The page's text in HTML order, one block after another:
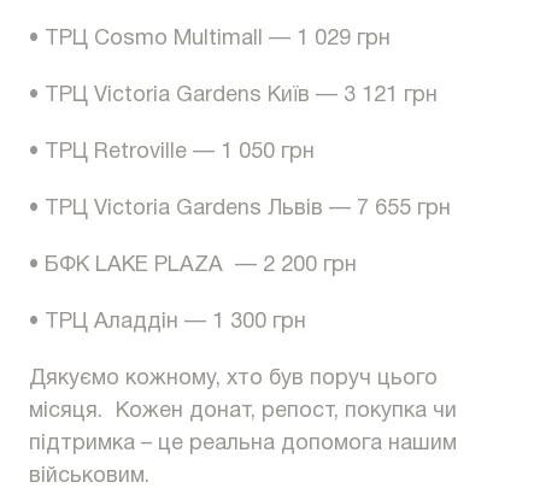
• ТРЦ Cosmo Multimall — 1 029 грн
• ТРЦ Victoria Gardens Київ — 3 121 грн
• ТРЦ Retroville — 1 050 грн
• ТРЦ Victoria Gardens Львів — 7 655 грн
• БФК LAKE PLAZA — 2 200 грн
• ТРЦ Аладдін — 1 300 грн
Дякуємо кожному, хто був поруч цього
місяця. Кожен донат, репост, покупка чи
підтримка – це реальна допомога нашим
військовим.